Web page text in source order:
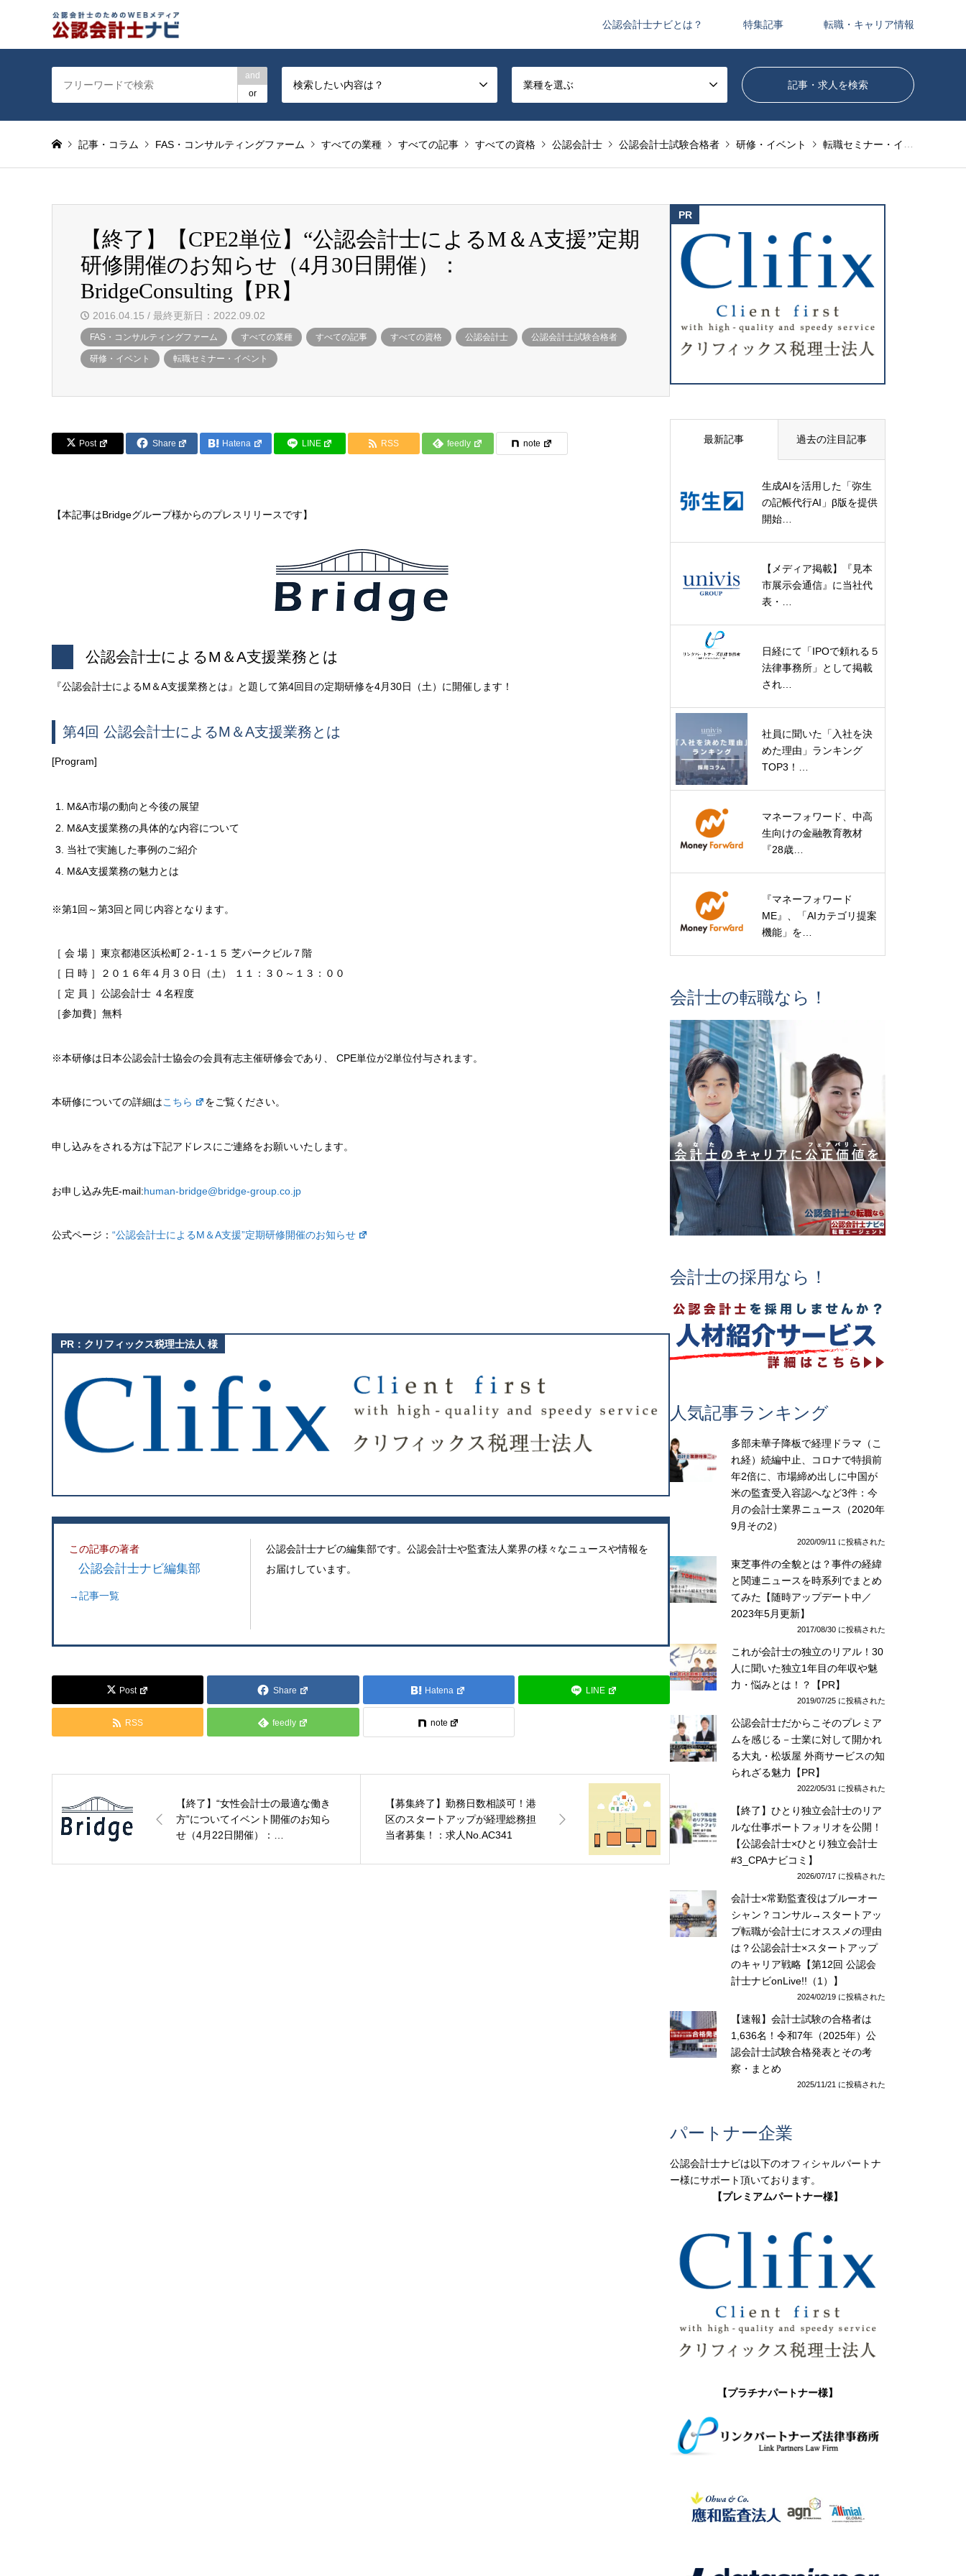
公認会計士ナビとは？ 特集記事 転職・キャリア情報
and
or
検索したい内容は？ 業種を選ぶ
記事・コラム FAS・コンサルティングファーム すべての業種 すべての記事 すべての資格 公認会計士 公認会計士試験合格者 研修・イベント 転職セミナー・イベント
【終了】【CPE2単位】“公認会計士によるM＆A支援”定期
研修開催のお知らせ（4月30日開催）：
BridgeConsulting【PR】
2016.04.15 / 最終更新日：2022.09.02
FAS・コンサルティングファーム すべての業種 すべての記事 すべての資格 公認会計士 公認会計士試験合格者
研修・イベント 転職セミナー・イベント
Post Share Hatena LINE RSS feedly note
【本記事はBridgeグループ様からのプレスリリースです】
公認会計士によるM＆A支援業務とは
『公認会計士によるM＆A支援業務とは』と題して第4回目の定期研修を4月30日（土）に開催します！
第4回 公認会計士によるM＆A支援業務とは
[Program]
M&A市場の動向と今後の展望
M&A支援業務の具体的な内容について
当社で実施した事例のご紹介
M&A支援業務の魅力とは
※第1回～第3回と同じ内容となります。
［ 会 場 ］東京都港区浜松町２-１-１５ 芝パークビル７階
［ 日 時 ］２０１６年４月３０日（土） １１：３０～１３：００
［ 定 員 ］公認会計士 ４名程度
［参加費］無料
※本研修は日本公認会計士協会の会員有志主催研修会であり、 CPE単位が2単位付与されます。
本研修についての詳細はこちら をご覧ください。
申し込みをされる方は下記アドレスにご連絡をお願いいたします。
お申し込み先E-mail:human-bridge@bridge-group.co.jp
公式ページ： “公認会計士によるM＆A支援”定期研修開催のお知らせ
この記事の著者
公認会計士ナビ編集部
→記事一覧
公認会計士ナビの編集部です。公認会計士や監査法人業界の様々なニュースや情報を
お届けしています。
Post Share Hatena LINE
RSS feedly note
【終了】“女性会計士の最適な働き
方”についてイベント開催のお知ら
せ（4月22日開催）：
【募集終了】勤務日数相談可！港
区のスタートアップが経理総務担
当者募集！：求人No.AC341
最新記事 過去の注目記事
生成AIを活用した「弥生
の記帳代行AI」β版を提供
開始…
【メディア掲載】『見本
市展示会通信』に当社代
表・…
日経にて「IPOで頼れる５
法律事務所」として掲載
され…
社員に聞いた「入社を決
めた理由」ランキング
TOP3！…
マネーフォワード、中高
生向けの金融教育教材
『28歳…
『マネーフォワード
ME』、「AIカテゴリ提案
機能」を…
会計士の転職なら！
会計士の採用なら！
人気記事ランキング
多部未華子降板で経理ドラマ（こ
れ経）続編中止、コロナで特損前
年2倍に、市場締め出しに中国が
米の監査受入容認へなど3件：今
月の会計士業界ニュース（2020年
9月その2）
2020/09/11 に投稿された
東芝事件の全貌とは？事件の経緯
と関連ニュースを時系列でまとめ
てみた【随時アップデート中／
2023年5月更新】
2017/08/30 に投稿された
これが会計士の独立のリアル！30
人に聞いた独立1年目の年収や魅
力・悩みとは！？【PR】
2019/07/25 に投稿された
公認会計士だからこそのプレミア
ムを感じる－士業に対して開かれ
る大丸・松坂屋 外商サービスの知
られざる魅力【PR】
2022/05/31 に投稿された
【終了】ひとり独立会計士のリア
ルな仕事ポートフォリオを公開！
【公認会計士×ひとり独立会計士
#3_CPAナビコミ】
2026/07/17 に投稿された
会計士×常勤監査役はブルーオー
シャン？コンサル→スタートアッ
プ転職が会計士にオススメの理由
は？公認会計士×スタートアップ
のキャリア戦略【第12回 公認会
計士ナビonLive!!（1）】
2024/02/19 に投稿された
【速報】会計士試験の合格者は
1,636名！令和7年（2025年）公
認会計士試験合格発表とその考
察・まとめ
2025/11/21 に投稿された
パートナー企業
公認会計士ナビは以下のオフィシャルパートナ
ー様にサポート頂いております。
【プレミアムパートナー様】
【プラチナパートナー様】